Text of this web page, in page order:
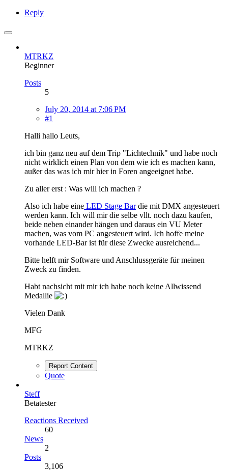
Reply
MTRKZ
Beginner
Posts
5
July 20, 2014 at 7:06 PM
#1
Halli hallo Leuts,
ich bin ganz neu auf dem Trip "Lichtechnik" und habe noch
nicht wirklich einen Plan von dem wie ich es machen kann,
außer das was ich mir hier in Foren angeeignet habe.
Zu aller erst : Was will ich machen ?
Also ich habe eine LED Stage Bardie mit DMX angesteuert
werden kann. Ich will mir die selbe vllt. noch dazu kaufen,
beide neben einander hängen und daraus ein VU Meter
machen, was vom PC angesteuert wird. Ich hoffe meine
vorhande LED-Bar ist für diese Zwecke ausreichend...
Bitte helft mir Software und Anschlussgeräte für meinen
Zweck zu finden.
Habt nachsicht mit mir ich habe noch keine Allwissend
Medallie
Vielen Dank
MFG
MTRKZ
Report Content
Quote
Steff
Betatester
Reactions Received
60
News
2
Posts
3,106